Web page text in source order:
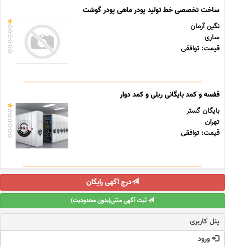
ساخت تخصصی خط تولید پودر ماهی پودر گوشت
نگین آرمان
ساری
قیمت: توافقی
قفسه و کمد بایگانی ریلی و کمد دوار
بایگان گستر
تهران
قیمت: توافقی
درج آگهی رایگان
ثبت آگهی متنی(بدون محدودیت)
پنل کاربری
ورود